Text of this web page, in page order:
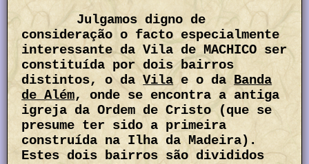
Julgamos digno de
consideração o facto especialmente
interessante da Vila de MACHICO ser
constituída por dois bairros
distintos, o daVila e o daBanda
de Além, onde se encontra a antiga
igreja da Ordem de Cristo (que se
presume ter sido a primeira
construída na Ilha da Madeira).
Estes dois bairros são divididos